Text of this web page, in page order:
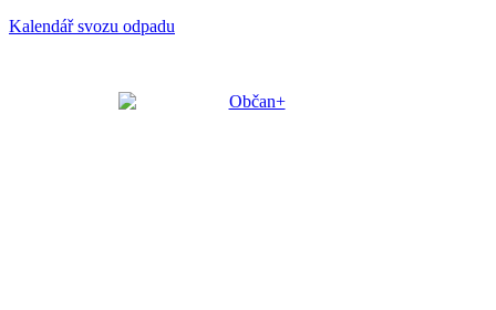
Kalendář svozu odpadu